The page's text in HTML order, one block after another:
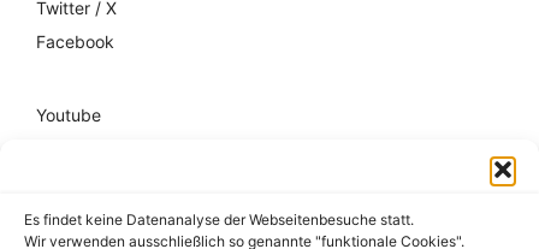
Es findet keine Datenanalyse der Webseitenbesuche statt.
Wir verwenden ausschließlich so genannte "funktionale Cookies".
Twitter / X
Facebook
Youtube